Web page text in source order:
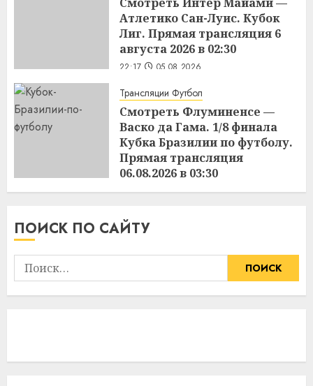
Атлетико Сан-Луис. Кубок
Лиг. Прямая трансляция 6
августа 2026 в 02:30
22:17 05.08.2026
Трансляции Футбол
Смотреть Флуминенсе —
Васко да Гама. 1/8 финала
Кубка Бразилии по футболу.
Прямая трансляция
06.08.2026 в 03:30
21:18 05.08.2026
ПОИСК ПО САЙТУ
Найти: